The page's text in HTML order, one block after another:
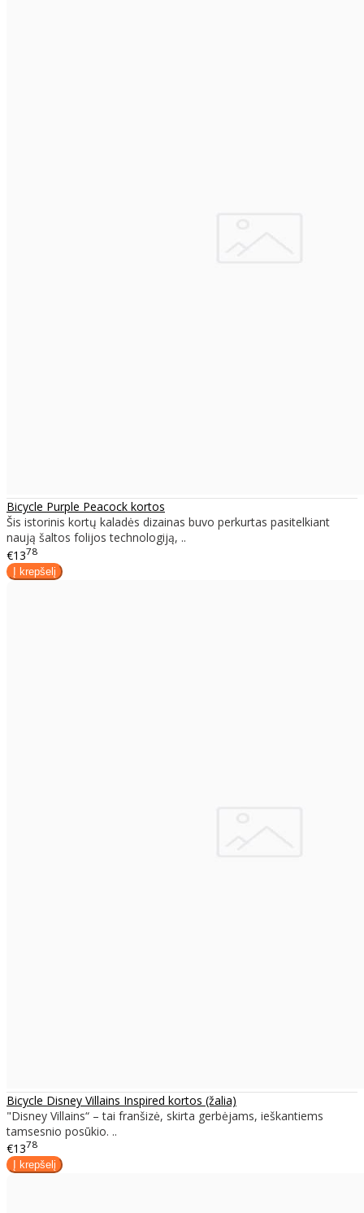
Bicycle Purple Peacock kortos
Šis istorinis kortų kaladės dizainas buvo perkurtas pasitelkiant
naują šaltos folijos technologiją, ..
€1378
Bicycle Disney Villains Inspired kortos (žalia)
"Disney Villains“ – tai franšizė, skirta gerbėjams, ieškantiems
tamsesnio posūkio. ..
€1378